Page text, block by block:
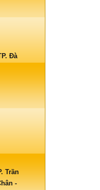
Đà
Trần
-